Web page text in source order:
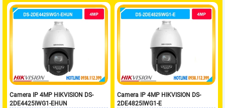
Camera IP 4MP HIKVISION DS-
2DE4425IWG1-EHUN
Camera IP 4MP HIKVISION DS-
2DE4825IWG1-E